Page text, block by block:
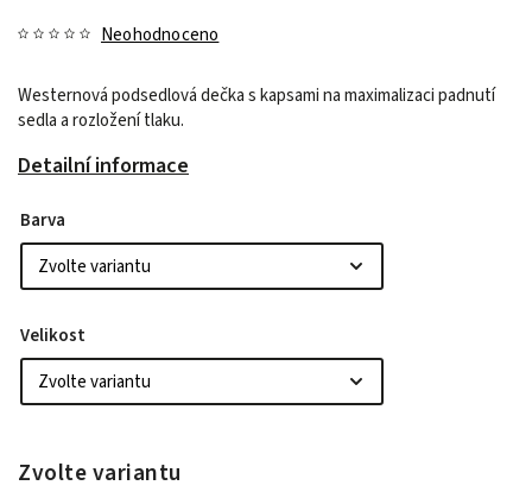
Neohodnoceno
Westernová podsedlová dečka s kapsami na maximalizaci padnutí
sedla a rozložení tlaku.
Detailní informace
Barva
Velikost
Zvolte variantu